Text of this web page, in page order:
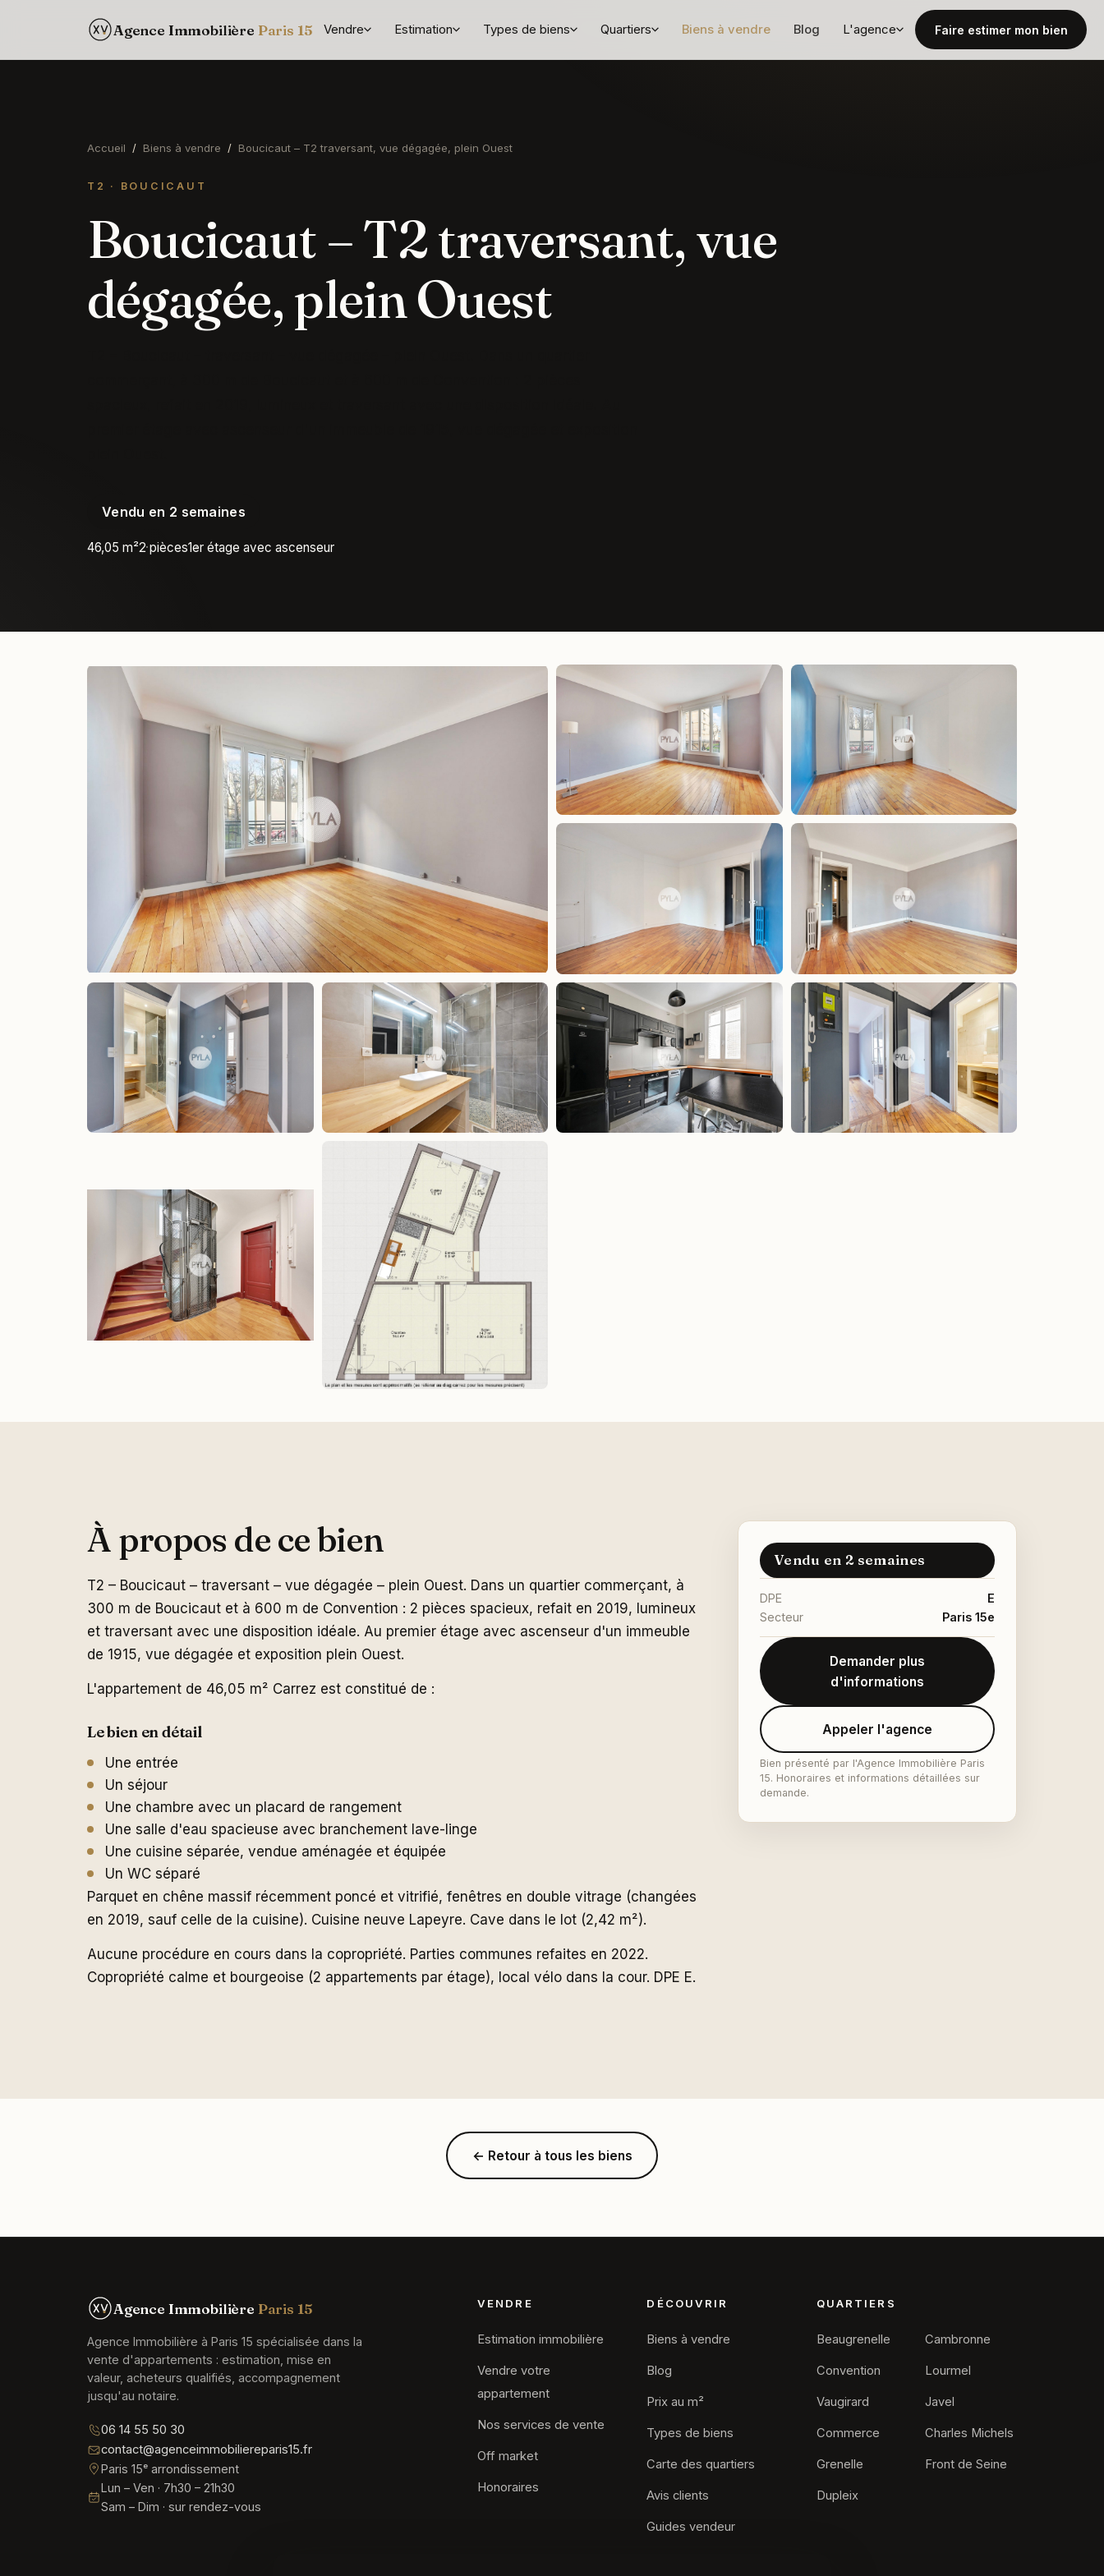
Agence Immobilière Paris 15 Vendre Estimation Types de biens Quartiers Biens à vendre Blog L'agence Faire estimer mon bien
Accueil / Biens à vendre / Boucicaut – T2 traversant, vue dégagée, plein Ouest
T2 · BOUCICAUT
Boucicaut – T2 traversant, vue
dégagée, plein Ouest
Vendu en 2 semaines
46,05 m²2 pièces1er étage avec ascenseur
À propos de ce bien
T2 – Boucicaut – traversant – vue dégagée – plein Ouest. Dans un quartier commerçant, à
300 m de Boucicaut et à 600 m de Convention : 2 pièces spacieux, refait en 2019, lumineux
et traversant avec une disposition idéale. Au premier étage avec ascenseur d'un immeuble
de 1915, vue dégagée et exposition plein Ouest.
L'appartement de 46,05 m² Carrez est constitué de :
Le bien en détail
Une entrée
Un séjour
Une chambre avec un placard de rangement
Une salle d'eau spacieuse avec branchement lave-linge
Une cuisine séparée, vendue aménagée et équipée
Un WC séparé
Parquet en chêne massif récemment poncé et vitrifié, fenêtres en double vitrage (changées
en 2019, sauf celle de la cuisine). Cuisine neuve Lapeyre. Cave dans le lot (2,42 m²).
Aucune procédure en cours dans la copropriété. Parties communes refaites en 2022.
Copropriété calme et bourgeoise (2 appartements par étage), local vélo dans la cour. DPE E.
Vendu en 2 semaines
DPE
E
Secteur
Paris 15e
Demander plus
d'informations
Appeler l'agence
Bien présenté par l'Agence Immobilière Paris
15. Honoraires et informations détaillées sur
demande.
← Retour à tous les biens
Agence Immobilière Paris 15
Agence Immobilière à Paris 15 spécialisée dans la
vente d'appartements : estimation, mise en
valeur, acheteurs qualifiés, accompagnement
jusqu'au notaire.
06 14 55 50 30
contact@agenceimmobiliereparis15.fr
Paris 15ᵉ arrondissement
Lun – Ven · 7h30 – 21h30
Sam – Dim · sur rendez-vous
VENDRE
Estimation immobilière
Vendre votre
appartement
Nos services de vente
Off market
Honoraires
DÉCOUVRIR
Biens à vendre
Blog
Prix au m²
Types de biens
Carte des quartiers
Avis clients
Guides vendeur
QUARTIERS
Beaugrenelle
Convention
Vaugirard
Commerce
Grenelle
Dupleix
Cambronne
Lourmel
Javel
Charles Michels
Front de Seine